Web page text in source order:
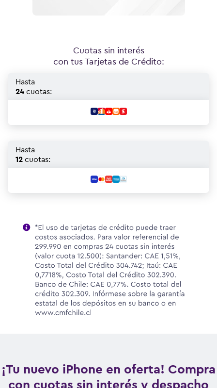
Cuotas sin interés
con tus Tarjetas de Crédito:
Hasta
24 cuotas:
Hasta
12 cuotas:
¡Tu nuevo iPhone en oferta! Compra
con cuotas sin interés y despacho